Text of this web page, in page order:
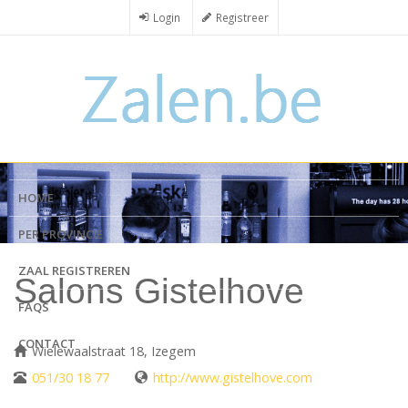
Login Registreer
HOME
PER PROVINCIE
ZAAL REGISTREREN
FAQS
CONTACT
Salons Gistelhove
Wielewaalstraat 18, Izegem
051/30 18 77
http://www.gistelhove.com